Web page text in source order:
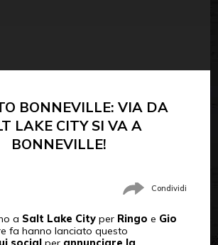
BONNEVILLE: VIA DA
LAKE CITY SI VA A
BONNEVILLE!
Condividi
a Salt Lake Cityper Ringo e Gio
fa hanno lanciato questo